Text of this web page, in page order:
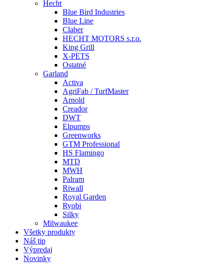
Hecht
Blue Bird Industries
Blue Line
Claber
HECHT MOTORS s.r.o.
King Grill
X-PETS
Ostatné
Garland
Activa
AgriFab / TurfMaster
Arnold
Creador
DWT
Elpumps
Greenworks
GTM Professional
HS Flamingo
MTD
MWH
Palram
Riwall
Royal Garden
Ryobi
Silky
Milwaukee
Všetky produkty
Náš tip
Výpredaj
Novinky